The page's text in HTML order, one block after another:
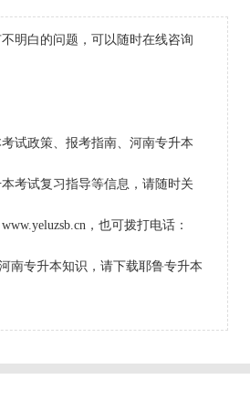
明白的问题，可以随时在线咨询
试政策、报考指南、河南专升本
考试复习指导等信息，请随时关
，也可拨打电话：
南专升本知识，请下载耶鲁专升本